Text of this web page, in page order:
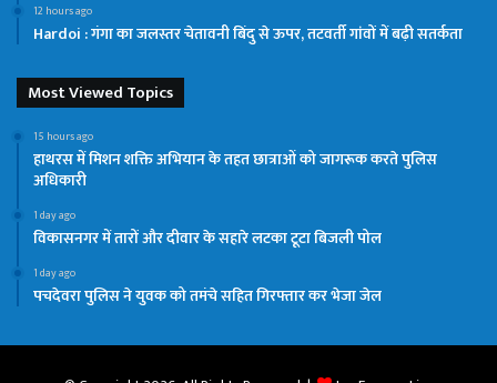
12 hours ago
Hardoi : गंगा का जलस्तर चेतावनी बिंदु से ऊपर, तटवर्ती गांवों में बढ़ी सतर्कता
Most Viewed Topics
15 hours ago
हाथरस में मिशन शक्ति अभियान के तहत छात्राओं को जागरूक करते पुलिस
अधिकारी
1 day ago
विकासनगर में तारों और दीवार के सहारे लटका टूटा बिजली पोल
1 day ago
पचदेवरा पुलिस ने युवक को तमंचे सहित गिरफ्तार कर भेजा जेल